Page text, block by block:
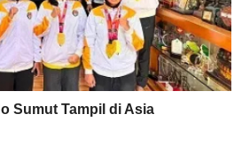
Sumut Tampil di Asia